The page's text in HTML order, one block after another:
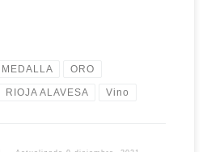
MEDALLA ORO
RIOJA ALAVESA Vino